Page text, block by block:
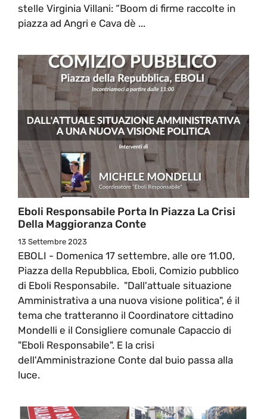
stelle Virginia Villani: “Boom di firme raccolte in
piazza ad Angri e Cava dè ...
Eboli Responsabile Porta In Piazza La Crisi
Della Maggioranza Conte
13 Settembre 2023
EBOLI - Domenica 17 settembre, alle ore 11.00,
Piazza della Repubblica, Eboli, Comizio pubblico
di Eboli Responsabile. "Dall'attuale situazione
Amministrativa a una nuova visione politica", é il
tema che tratteranno il Coordinatore cittadino
Mondelli e il Consigliere comunale Capaccio di
"Eboli Responsabile". E la crisi
dell'Amministrazione Conte dal buio passa alla
luce.